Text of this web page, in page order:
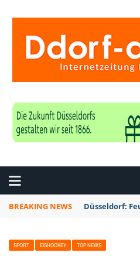
BREAKING NEWS Düsseldorf:
SPORT EISHOCKEY TOP NEWS